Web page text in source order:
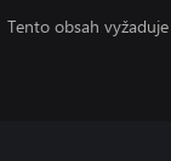
Tento obsah